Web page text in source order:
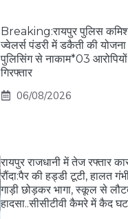
Breaking:रायपुर पुलिस
ज्वेलर्स पंडरी में डकैती की योजना
पुलिसिंग से नाकाम*03
गिरफ्तार
06/08/2026
रायपुर राजधानी में तेज रफ्तार
रौंदा:पैर की हड्डी टूटी, हालत
गाड़ी छोड़कर भागा, स्कूल से
हादसा..सीसीटीवी कैमरे में कैद